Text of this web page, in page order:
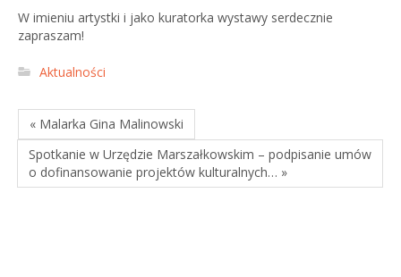
W imieniu artystki i jako kuratorka wystawy serdecznie
zapraszam!
Aktualności
« Malarka Gina Malinowski
Spotkanie w Urzędzie Marszałkowskim – podpisanie umów
o dofinansowanie projektów kulturalnych… »